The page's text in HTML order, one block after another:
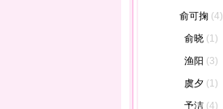
俞可掬 (4)
俞晓 (1)
渔阳 (3)
虞夕 (1)
予洁 (4)